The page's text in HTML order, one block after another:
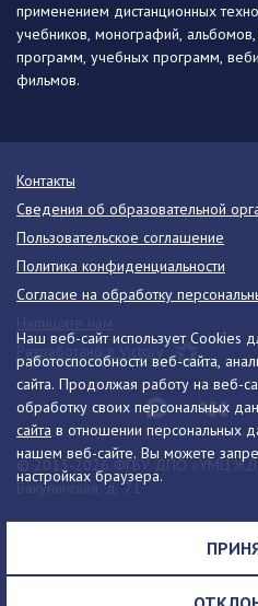
Наш веб-сайт использует Cookies
работоспособности веб-сайта,
сайта. Продолжая работу на веб-
обработку своих персональных
сайта в отношении персональных
нашем веб-сайте. Вы можете
настройках браузера.
применением дистанционных
учебников, монографий,
программ, учебных программ,
фильмов.
© 2013-2026 ФГБУ ДПО «УМЦ
Бакунинская, д. 71
Телефон:8 (495) 739-00-30
Контакты
Сведения об образовательной
Пользовательское соглашение
Политика конфиденциальности
Согласие на обработку
Разработано в Victory